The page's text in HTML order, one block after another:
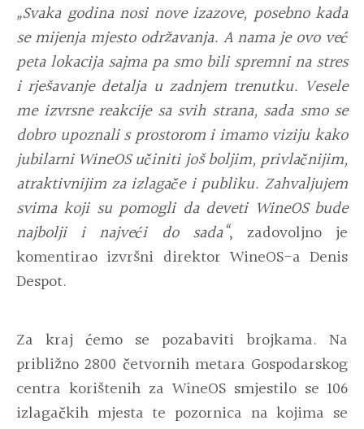
„Svaka godina nosi nove izazove, posebno kada
se mijenja mjesto održavanja. A nama je ovo već
peta lokacija sajma pa smo bili spremni na stres
i rješavanje detalja u zadnjem trenutku. Vesele
me izvrsne reakcije sa svih strana, sada smo se
dobro upoznali s prostorom i imamo viziju kako
jubilarni WineOS učiniti još boljim, privlačnijim,
atraktivnijim za izlagače i publiku. Zahvaljujem
svima koji su pomogli da deveti WineOS bude
najbolji i najveći do sada“, zadovoljno je
komentirao izvršni direktor WineOS-a Denis
Despot.
Za kraj ćemo se pozabaviti brojkama. Na
približno 2800 četvornih metara Gospodarskog
centra korištenih za WineOS smjestilo se 106
izlagačkih mjesta te pozornica na kojima se